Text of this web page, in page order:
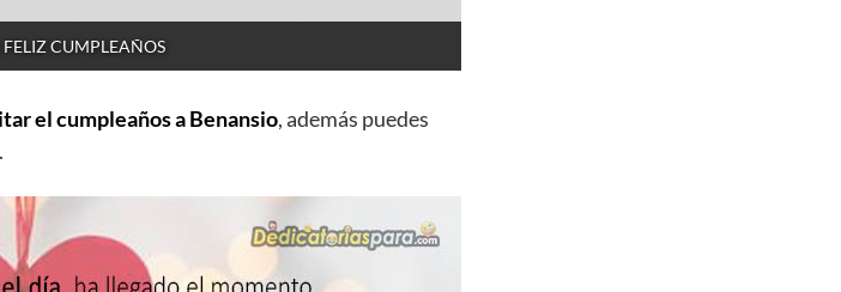
CUMPLEAÑOS
el cumpleaños a Benansio, además puedes
.